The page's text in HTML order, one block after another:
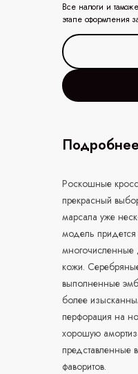
Все налоги и
этапе оформления
Роскошные
прекрасный
марсала уже
модель придется
кожи.
выполненные
более
перфорация на
хорошую
представленные
фаворитов.